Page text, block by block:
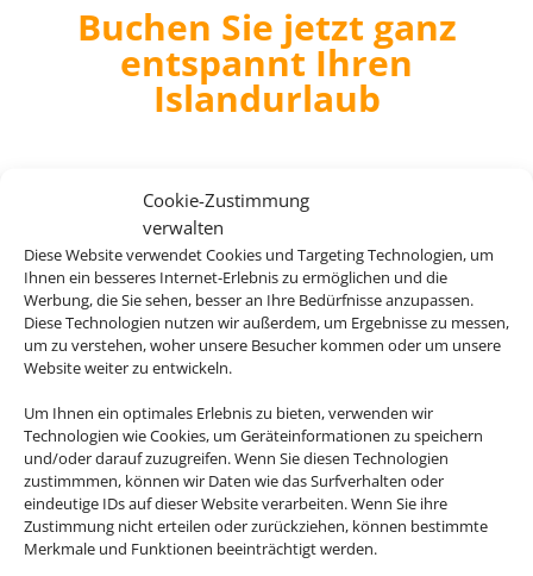
Cookie-Zustimmung
verwalten
Diese Website verwendet Cookies und Targeting Technologien, um
Ihnen ein besseres Internet-Erlebnis zu ermöglichen und die
Werbung, die Sie sehen, besser an Ihre Bedürfnisse anzupassen.
Diese Technologien nutzen wir außerdem, um Ergebnisse zu messen,
um zu verstehen, woher unsere Besucher kommen oder um unsere
Website weiter zu entwickeln.
Um Ihnen ein optimales Erlebnis zu bieten, verwenden wir
Technologien wie Cookies, um Geräteinformationen zu speichern
und/oder darauf zuzugreifen. Wenn Sie diesen Technologien
zustimmmen, können wir Daten wie das Surfverhalten oder
eindeutige IDs auf dieser Website verarbeiten. Wenn Sie ihre
Zustimmung nicht erteilen oder zurückziehen, können bestimmte
Merkmale und Funktionen beeinträchtigt werden.
Buchen Sie jetzt ganz
entspannt Ihren
Islandurlaub
Icelandair Hotel Herad
Egilsstadir, Island
ab729 €
Icelandair Hotel Reykjavik Marina